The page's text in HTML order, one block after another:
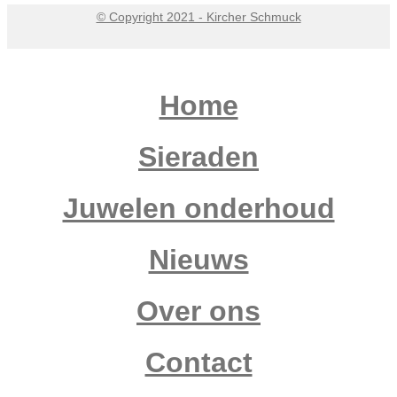
© Copyright 2021 - Kircher Schmuck
Home
Sieraden
Juwelen onderhoud
Nieuws
Over ons
Contact